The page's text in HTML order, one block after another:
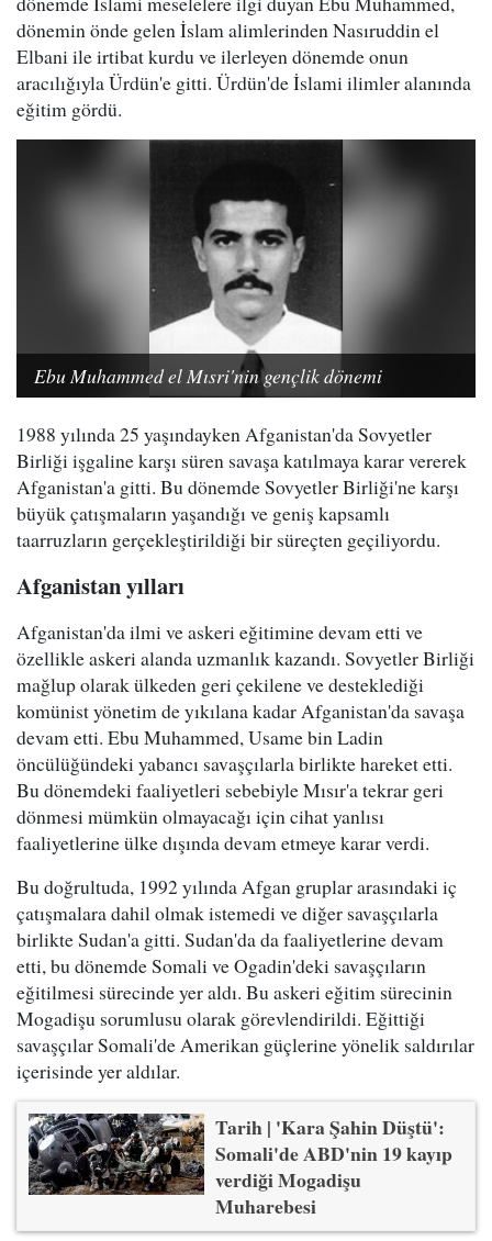
dönemin önde gelen İslam alimlerinden Nasıruddin el
Elbani ile irtibat kurdu ve ilerleyen dönemde onun
aracılığıyla Ürdün'e gitti. Ürdün'de İslami ilimler alanında
eğitim gördü.
Ebu Muhammed el Mısri'nin gençlik dönemi
1988 yılında 25 yaşındayken Afganistan'da Sovyetler
Birliği işgaline karşı süren savaşa katılmaya karar vererek
Afganistan'a gitti. Bu dönemde Sovyetler Birliği'ne karşı
büyük çatışmaların yaşandığı ve geniş kapsamlı
taarruzların gerçekleştirildiği bir süreçten geçiliyordu.
Afganistan yılları
Afganistan'da ilmi ve askeri eğitimine devam etti ve
özellikle askeri alanda uzmanlık kazandı. Sovyetler Birliği
mağlup olarak ülkeden geri çekilene ve desteklediği
komünist yönetim de yıkılana kadar Afganistan'da savaşa
devam etti. Ebu Muhammed, Usame bin Ladin
öncülüğündeki yabancı savaşçılarla birlikte hareket etti.
Bu dönemdeki faaliyetleri sebebiyle Mısır'a tekrar geri
dönmesi mümkün olmayacağı için cihat yanlısı
faaliyetlerine ülke dışında devam etmeye karar verdi.
Bu doğrultuda, 1992 yılında Afgan gruplar arasındaki iç
çatışmalara dahil olmak istemedi ve diğer savaşçılarla
birlikte Sudan'a gitti. Sudan'da da faaliyetlerine devam
etti, bu dönemde Somali ve Ogadin'deki savaşçıların
eğitilmesi sürecinde yer aldı. Bu askeri eğitim sürecinin
Mogadişu sorumlusu olarak görevlendirildi. Eğittiği
savaşçılar Somali'de Amerikan güçlerine yönelik saldırılar
içerisinde yer aldılar.
Tarih | 'Kara Şahin Düştü':
Somali'de ABD'nin 19 kayıp
verdiği Mogadişu
Muharebesi